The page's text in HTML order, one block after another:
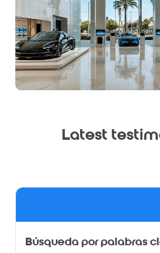
Búsqueda por palabras
Latest